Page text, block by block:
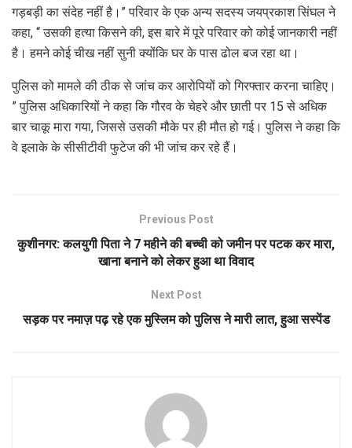
गड़बड़ी का संदेह नहीं है।” परिवार के एक अन्य सदस्य जयप्रकाश सिंघल ने
कहा, ‘‘ उसकी हत्या किसने की, इस बारे में पूरे परिवार को कोई जानकारी नहीं
है। हमने कोई चीख नहीं सुनी क्योंकि घर के पास ढोल बज रहा था।
पुलिस को मामले की ठीक से जांच कर आरोपियों को गिरफ्तार करना चाहिए।
” पुलिस अधिकारियों ने कहा कि गौरव के चेहरे और छाती पर 15 से अधिक
बार चाकू मारा गया, जिससे उसकी मौके पर ही मौत हो गई। पुलिस ने कहा कि
वे इलाके के सीसीटीवी फुटेज की भी जांच कर रहे हैं।
Previous Post
कुशीनगर: कलयुगी पिता ने 7 महीने की बच्ची को जमीन पर पटक कर मारा,
खाना बनाने को लेकर हुआ था विवाद
Next Post
सड़क पर नमाज़ पढ़ रहे एक मुस्लिम को पुलिस ने मारी लात, हुआ सस्पेंड